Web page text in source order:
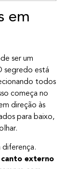
em
ser um
segredo está
todos
começa no
direção às
para baixo,
externo